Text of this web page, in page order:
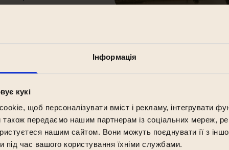
Інформація
кукі
щоб персоналізувати вміст і рекламу, інтегрувати
передаємо нашим партнерам із соціальних мереж,
нашим сайтом. Вони можуть поєднувати її з
під час вашого користування їхніми службами.
Скільки університетів у